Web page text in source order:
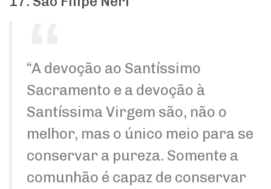
“A devoção ao Santíssimo
Sacramento e a devoção à
Santíssima Virgem são, não o
melhor, mas o único meio para se
conservar a pureza. Somente a
comunhão é capaz de conservar